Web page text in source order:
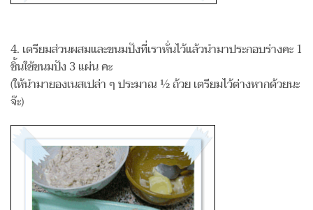
4. เตรียมส่วนผสมและขนมปังที่เราหั่นไว้แล้วนำมาประกอบร่างคะ 1
ชิ้นใช้ขนมปัง 3 แผ่น คะ
(ให้นำมายองเนสเปล่า ๆ ประมาณ ½ ถ้วย เตรียมไว้ต่างหากด้วยนะ
จ๊ะ)